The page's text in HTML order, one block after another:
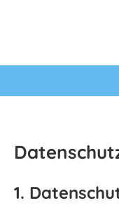
1.